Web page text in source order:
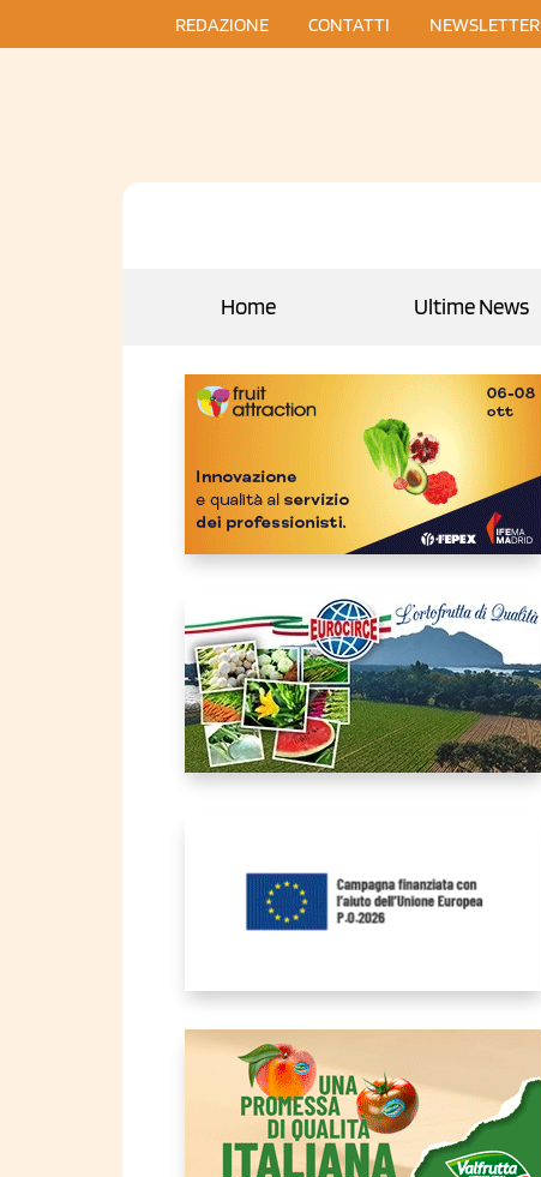
REDAZIONE CONTATTI NEWSLETTER
Home Ultime News